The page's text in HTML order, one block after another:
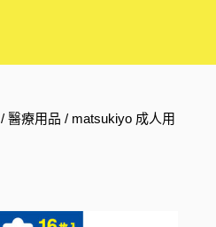
/醫療用品 / matsukiyo 成人用